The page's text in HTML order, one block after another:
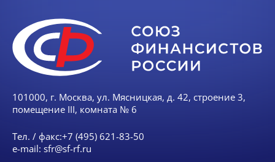
101000, г. Москва, ул. Мясницкая, д. 42, строение 3,
помещение III, комната № 6
Тел. / факс:+7 (495) 621-83-50
e-mail: sfr@sf-rf.ru